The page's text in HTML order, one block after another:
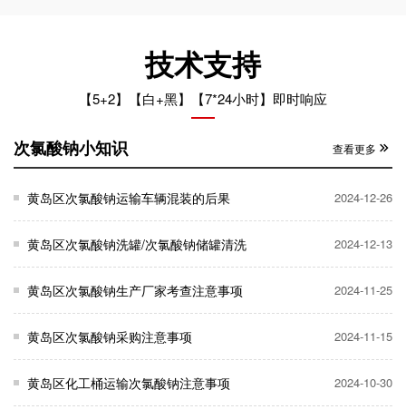
技术支持
【5+2】【白+黑】【7*24小时】即时响应
次氯酸钠小知识 查看更多
黄岛区次氯酸钠运输车辆混装的后果 2024-12-26
黄岛区次氯酸钠洗罐/次氯酸钠储罐清洗 2024-12-13
黄岛区次氯酸钠生产厂家考查注意事项 2024-11-25
黄岛区次氯酸钠采购注意事项 2024-11-15
黄岛区化工桶运输次氯酸钠注意事项 2024-10-30